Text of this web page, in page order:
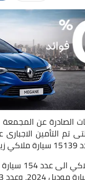
تم التأمين